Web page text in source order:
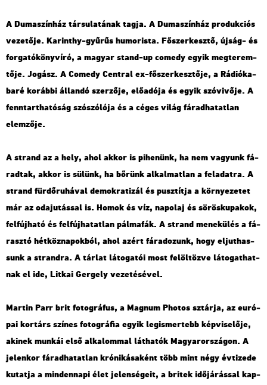
A Du­ma­szín­ház tár­su­la­tá­nak tagja. A Du­ma­szín­ház pro­duk­ci­ós
ve­ze­tő­je. Ka­rin­thy-gyű­rűs hu­mo­ris­ta. Fő­szer­kesz­tő, újság- és
for­ga­tó­könyv­író, a ma­gyar stand-up co­medy egyik meg­te­rem­
tő­je. Jo­gász. A Co­medy Cent­ral ex-fő­szer­kesz­tő­je, a Rá­dió­ka­
ba­ré ko­ráb­bi ál­lan­dó szer­ző­je, elő­adó­ja és egyik szó­vi­vő­je. A
fenn­tart­ha­tó­ság szó­szó­ló­ja és a céges világ fá­rad­ha­tat­lan
elem­ző­je.
A strand az a hely, ahol akkor is pi­he­nünk, ha nem va­gyunk fá­
rad­tak, akkor is sü­lünk, ha bő­rünk al­kal­mat­lan a fel­adat­ra. A
strand für­dő­ru­há­val de­mok­ra­ti­zál és pusz­tít­ja a kör­nye­ze­tet
már az oda­ju­tás­sal is. Homok és víz, nap­olaj és sö­rös­ku­pa­kok,
fel­fúj­ha­tó és fel­fúj­ha­tat­lan pál­ma­fák. A strand me­ne­kü­lés a fá­
rasz­tó hét­köz­na­pok­ból, ahol azért fá­ra­do­zunk, hogy el­jut­has­
sunk a strand­ra. A tár­lat lá­to­ga­tói most fel­öl­töz­ve lá­to­gat­hat­
nak el ide, Lit­kai Ger­gely ve­ze­té­sé­vel.
Mar­tin Parr brit fo­tog­rá­fus, a Mag­num Pho­tos sztár­ja, az eu­ró­
pai kor­társ szí­nes fo­tog­rá­fia egyik leg­is­mer­tebb kép­vi­se­lő­je,
aki­nek mun­kái első al­ka­lom­mal lát­ha­tók Ma­gyar­or­szá­gon. A
je­len­kor fá­rad­ha­tat­lan kró­ni­ká­sa­ként több mint négy év­ti­ze­de
ku­tat­ja a min­den­na­pi élet je­len­sé­ge­it, a bri­tek idő­já­rás­sal kap­